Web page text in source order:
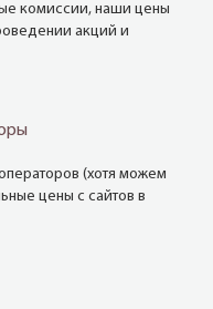
комиссии, наши цены
акций и
(хотя можем
цены с сайтов в